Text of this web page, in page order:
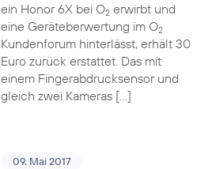
ein Honor 6X bei O2erwirbt und
eine Geräteberwertung im O2
Kundenforum hinterlässt, erhält 30
Euro zurück erstattet. Das mit
einem Fingerabdrucksensor und
gleich zwei Kameras […]
09. Mai 2017